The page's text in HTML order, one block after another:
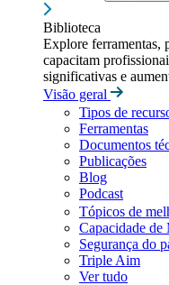
Biblioteca
Explore ferramentas,
capacitam
significativas e
Visão geral
Tipos de
Ferramentas
Documentos
Publicações
Blog
Podcast
Tópicos de
Capacidade de
Segurança do
Triple Aim
Ver tudo